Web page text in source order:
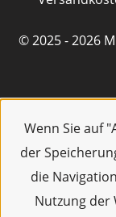
Wenn Sie auf
der
die
Nutzung der
© 2025 - 2026